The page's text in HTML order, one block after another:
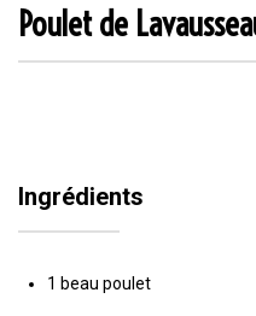
Poulet de
Ingrédients
1 beau poulet